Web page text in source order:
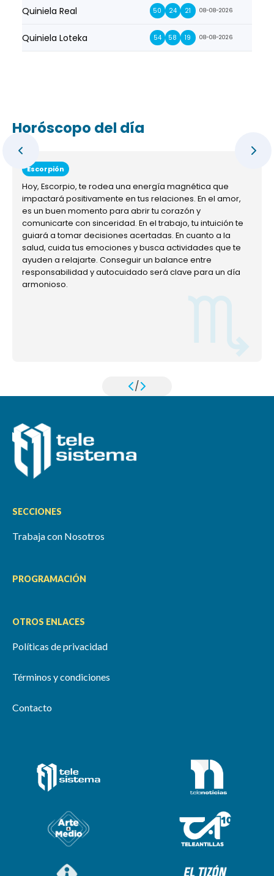
Quiniela Real 50 24 21 08-08-2026
Quiniela Loteka 54 58 19 08-08-2026
Horóscopo del día
Escorpión
Hoy, Escorpio, te rodea una energía magnética que
impactará positivamente en tus relaciones. En el amor,
es un buen momento para abrir tu corazón y
comunicarte con sinceridad. En el trabajo, tu intuición te
guiará a tomar decisiones acertadas. En cuanto a la
salud, cuida tus emociones y busca actividades que te
ayuden a relajarte. Conseguir un balance entre
responsabilidad y autocuidado será clave para un día
armonioso.
/
SECCIONES
Trabaja con Nosotros
PROGRAMACIÓN
OTROS ENLACES
Políticas de privacidad
Términos y condiciones
Contacto